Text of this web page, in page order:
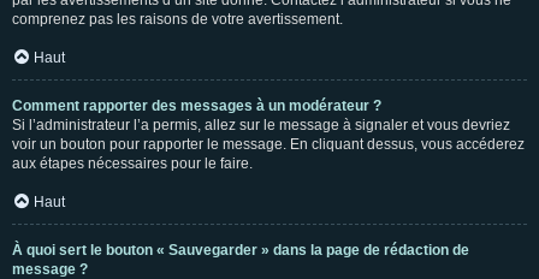
comprenez pas les raisons de votre avertissement.
Haut
Comment rapporter des messages à un modérateur ?
Si l’administrateur l’a permis, allez sur le message à signaler et vous devriez
voir un bouton pour rapporter le message. En cliquant dessus, vous accéderez
aux étapes nécessaires pour le faire.
Haut
À quoi sert le bouton « Sauvegarder » dans la page de rédaction de
message ?